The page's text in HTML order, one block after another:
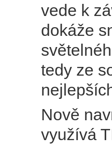
vede k
dokáže
tedy ze
Nově
využívá